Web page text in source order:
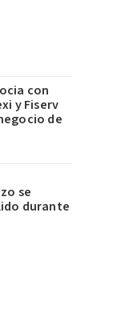
con
y Fiserv
de
se
durante